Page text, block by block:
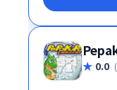
ークラフトを
0.0